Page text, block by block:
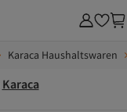
Karaca Haushaltswaren
Karaca